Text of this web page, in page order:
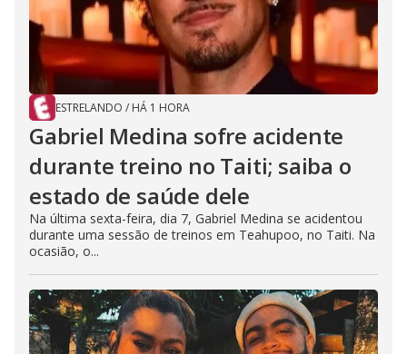
ESTRELANDO / HÁ 1 HORA
Gabriel Medina sofre acidente
durante treino no Taiti; saiba o
estado de saúde dele
Na última sexta-feira, dia 7, Gabriel Medina se acidentou
durante uma sessão de treinos em Teahupoo, no Taiti. Na
ocasião, o...